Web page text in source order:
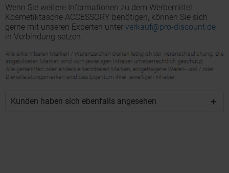
Wenn Sie weitere Informationen zu dem Werbemittel
Kosmetiktasche ACCESSORY benötigen, können Sie sich
gerne mit unseren Experten unter verkauf@pro-discount.de
in Verbindung setzen.
Kunden haben sich ebenfalls angesehen